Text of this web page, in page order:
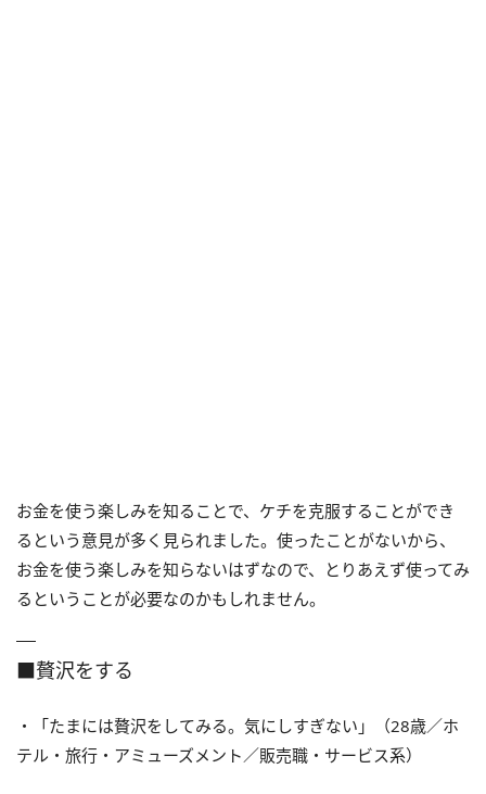
お金を使う楽しみを知ることで、ケチを克服することができ
るという意見が多く見られました。使ったことがないから、
お金を使う楽しみを知らないはずなので、とりあえず使ってみ
るということが必要なのかもしれません。
■贅沢をする
・「たまには贅沢をしてみる。気にしすぎない」（28歳／ホ
テル・旅行・アミューズメント／販売職・サービス系）